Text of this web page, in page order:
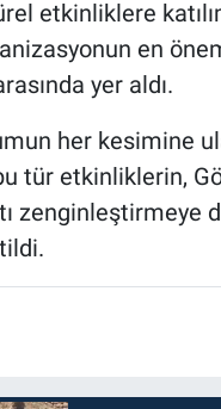
etkinliklere
en
yer aldı.
her kesimine
tür etkinliklerin,
zenginleştirmeye